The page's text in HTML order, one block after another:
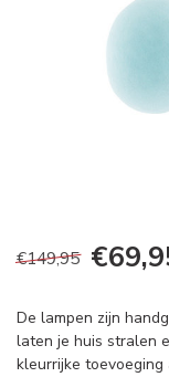
€149,95
De lampen zijn
laten je huis stralen
kleurrijke toevoeging